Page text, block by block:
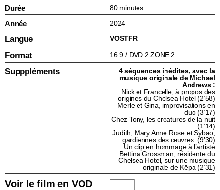
Durée 80 minutes
Année 2024
Langue VOSTFR
Format 16:9 / DVD 2 ZONE 2
Supppléments
4 séquences inédites, avec la
musique originale de Michael
Andrews :
Nick et Francelle, à propos des
origines du Chelsea Hotel (2’58)
Merle et Gina, improvisations en
duo (3’17)
Chez Tony, les créatures de la nuit
(1’14)
Judith, Mary Anne Rose et Sybao,
gardiennes des œuvres. (9’30)
Un clip en hommage à l’artiste
Bettina Grossman, résidente du
Chelsea Hotel, sur une musique
originale de Kēpa (2’31)
Voir le film en VOD